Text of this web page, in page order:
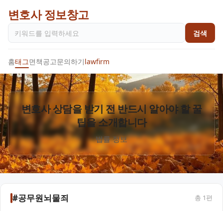
변호사 정보창고
검색
홈태그면책공고문의하기lawfirm
변호사 상담을 받기 전 반드시 알아야 할 꿀
팁을 소개합니다
법률 정보
#공무원뇌물죄 총 1편